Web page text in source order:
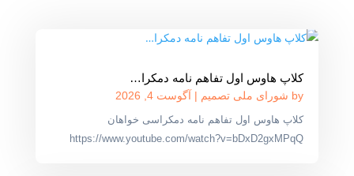
کلاپ هاوس اول تفاهم نامه دمکرا…
by شورای ملی تصمیم | آگوست 4, 2026
کلاپ هاوس اول تفاهم نامه دمکراسی خواهان
https://www.youtube.com/watch?v=bDxD2gxMPqQ